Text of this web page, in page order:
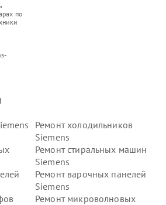
по
Ремонт холодильников
Siemens
Ремонт стиральных машин
Siemens
Ремонт варочных панелей
Siemens
Ремонт микроволновых